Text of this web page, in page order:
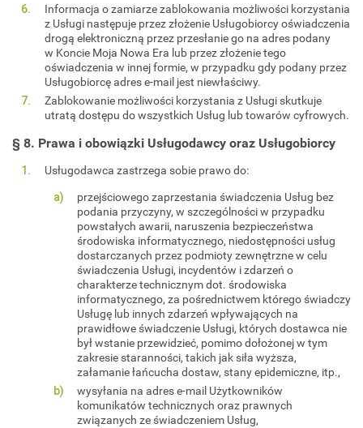
Informacja o zamiarze zablokowania możliwości korzystania
z Usługi następuje przez złożenie Usługobiorcy oświadczenia
drogą elektroniczną przez przesłanie go na adres podany
w Koncie Moja Nowa Era lub przez złożenie tego
oświadczenia w innej formie, w przypadku gdy podany przez
Usługobiorcę adres e-mail jest niewłaściwy.
Zablokowanie możliwości korzystania z Usługi skutkuje
utratą dostępu do wszystkich Usług lub towarów cyfrowych.
§ 8. Prawa i obowiązki Usługodawcy oraz Usługobiorcy
Usługodawca zastrzega sobie prawo do:
przejściowego zaprzestania świadczenia Usług bez
podania przyczyny, w szczególności w przypadku
powstałych awarii, naruszenia bezpieczeństwa
środowiska informatycznego, niedostępności usług
dostarczanych przez podmioty zewnętrzne w celu
świadczenia Usługi, incydentów i zdarzeń o
charakterze technicznym dot. środowiska
informatycznego, za pośrednictwem którego świadczy
Usługę lub innych zdarzeń wpływających na
prawidłowe świadczenie Usługi, których dostawca nie
był wstanie przewidzieć, pomimo dołożonej w tym
zakresie staranności, takich jak siła wyższa,
załamanie łańcucha dostaw, stany epidemiczne, itp.,
wysyłania na adres e-mail Użytkowników
komunikatów technicznych oraz prawnych
związanych ze świadczeniem Usług,